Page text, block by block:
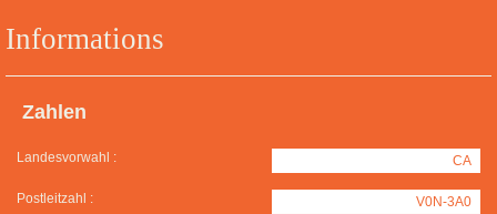
Informations
Zahlen
Landesvorwahl : CA
Postleitzahl : V0N-3A0